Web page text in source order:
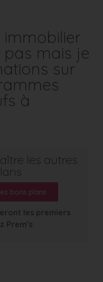
mais je
sur
à
les autres
bons plans
les premiers
Prem’s